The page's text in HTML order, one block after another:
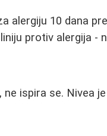
alergiju 10 dana
protiv alergija -
ispira se. Nivea